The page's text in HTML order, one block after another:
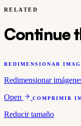
RELATED
Continue
REDIMENSIONAR
Redimensionar
Open
COMPRIMIR
Reducir tamaño